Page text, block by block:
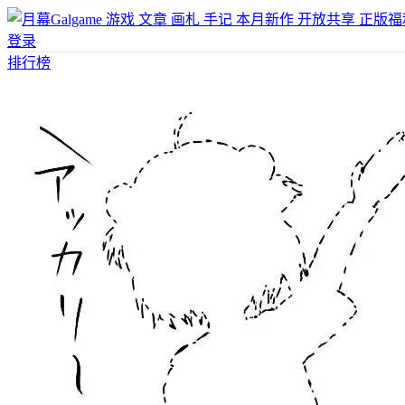
游戏 文章 画札 手记 本月新作 开放共享 正版
登录
排行榜